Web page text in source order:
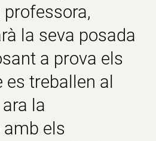
la seva posada
a prova els
treballen al
la
els